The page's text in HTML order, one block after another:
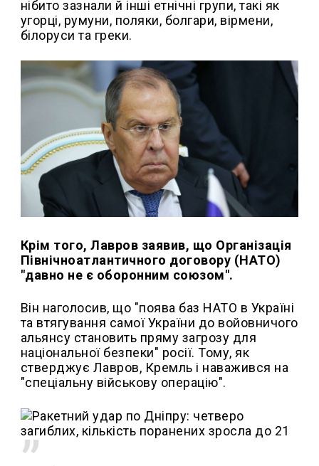
нібито зазнали й інші етнічні групи, такі як
угорці, румуни, поляки, болгари, вірмени,
білоруси та греки.
Крім того, Лавров заявив, що Організація
Північноатлантичного договору (НАТО)
"давно не є оборонним союзом".
Він наголосив, що "поява баз НАТО в Україні
та втягування самої України до войовничого
альянсу становить пряму загрозу для
національної безпеки" росії. Тому, як
стверджує Лавров, Кремль і наважився на
"спеціальну військову операцію".